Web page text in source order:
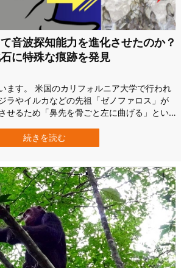
音波探知能力を進化させたのか？
に特殊な痕跡を発見
ます。 米国のカリフォルニア大学で行われ
ラやイルカなどの先祖「ゼノファロス」が
せるため「鼻先を骨ごと左に曲げる」とい
眼で確認できるレベルに達しています。 研
ジラが現代の洗練されたソナーシステムを
続きを読む